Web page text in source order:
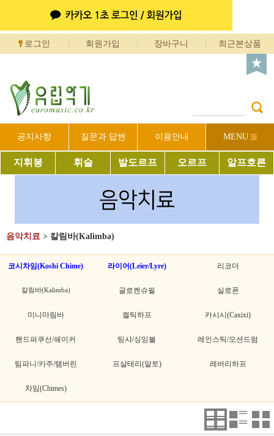
로그인 회원가입 장바구니 최근본상품
공지사항 질문과 답변 이용안내 MENU
지휘봉 휘슬 발도르프 오르프 알프호른
음악치료 > 칼림바(Kalimba)
코시차임(Koshi Chime) 라이어(Leier/Lyre) 리코더
칼림바(Kalimba) 글로켄슈필 실로폰
미니마림바 켈틱하프 카시시(Caxixi)
핸드퍼쿠선/쉐이커 팅샤/싱잉볼 레인스틱/오션드럼
팀파니/카주/탬버린 프살테리(알토) 레버리하프
차임(Chimes)